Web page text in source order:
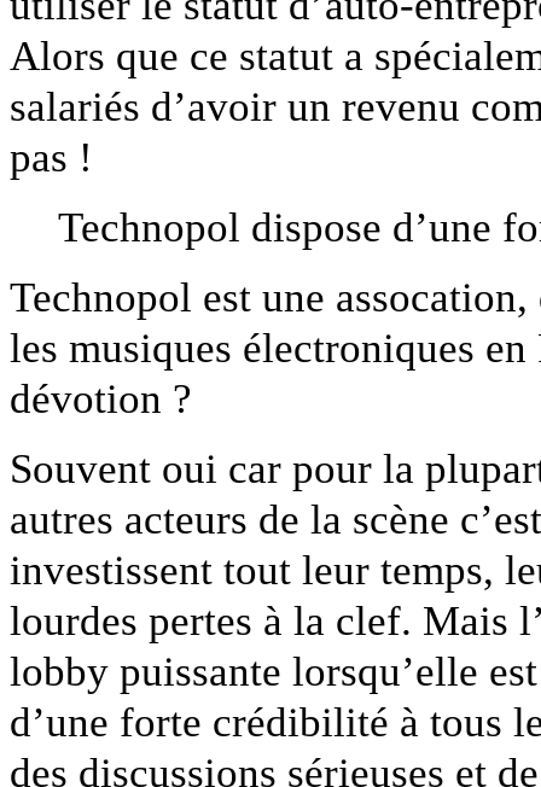
Alors que ce statut a
salariés d’avoir un revenu
pas !
Technopol dispose d’une
Technopol est une
les musiques électroniques
dévotion ?
Souvent oui car pour la
autres acteurs de la scène
investissent tout leur temps,
lourdes pertes à la clef. Mais
lobby puissante lorsqu’elle
d’une forte crédibilité à tous
des discussions sérieuses et